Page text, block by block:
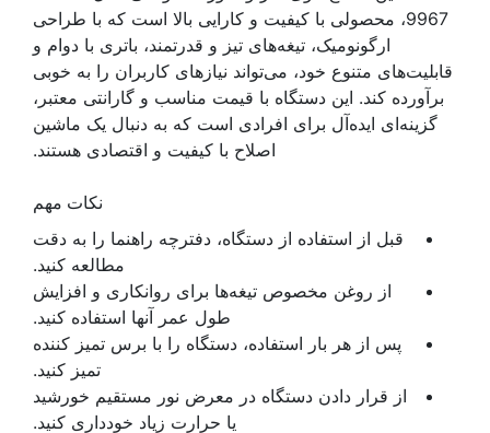
9967، محصولی با کیفیت و کارایی بالا است که با طراحی
ارگونومیک، تیغه‌های تیز و قدرتمند، باتری با دوام و
قابلیت‌های متنوع خود، می‌تواند نیازهای کاربران را به خوبی
برآورده کند. این دستگاه با قیمت مناسب و گارانتی معتبر،
گزینه‌ای ایده‌آل برای افرادی است که به دنبال یک ماشین
اصلاح با کیفیت و اقتصادی هستند.
نکات مهم
قبل از استفاده از دستگاه، دفترچه راهنما را به دقت
مطالعه کنید.
از روغن مخصوص تیغه‌ها برای روانکاری و افزایش
طول عمر آنها استفاده کنید.
پس از هر بار استفاده، دستگاه را با برس تمیز کننده
تمیز کنید.
از قرار دادن دستگاه در معرض نور مستقیم خورشید
یا حرارت زیاد خودداری کنید.